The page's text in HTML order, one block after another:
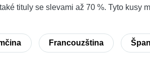
tituly se slevami až 70 %. Tyto kusy
Francouzština